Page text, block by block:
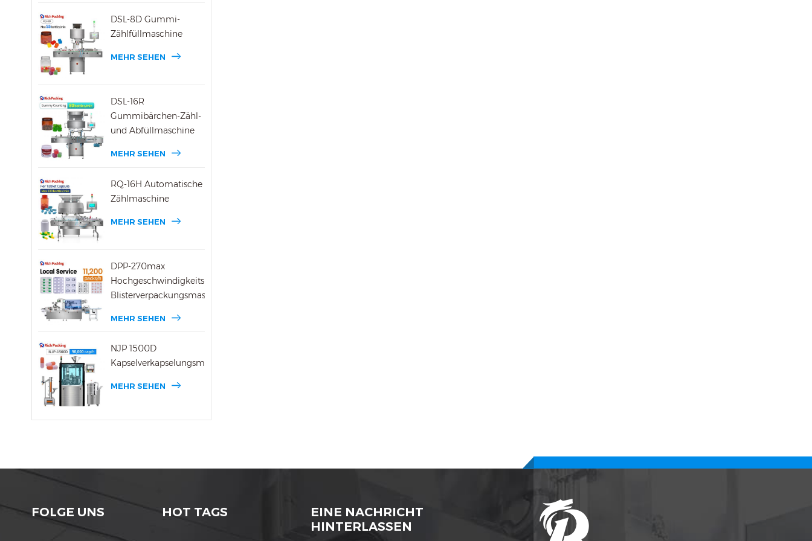
DSL-8D Gummi-
Zählfüllmaschine
MEHR SEHEN
DSL-16R
Gummibärchen-Zähl-
und Abfüllmaschine
MEHR SEHEN
RQ-16H Automatische
Zählmaschine
MEHR SEHEN
DPP-270max
Hochgeschwindigkeits-
Blisterverpackungsmaschine
MEHR SEHEN
NJP 1500D
Kapselverkapselungsmaschine
MEHR SEHEN
FOLGE UNS HOT TAGS
EINE NACHRICHT
HINTERLASSEN